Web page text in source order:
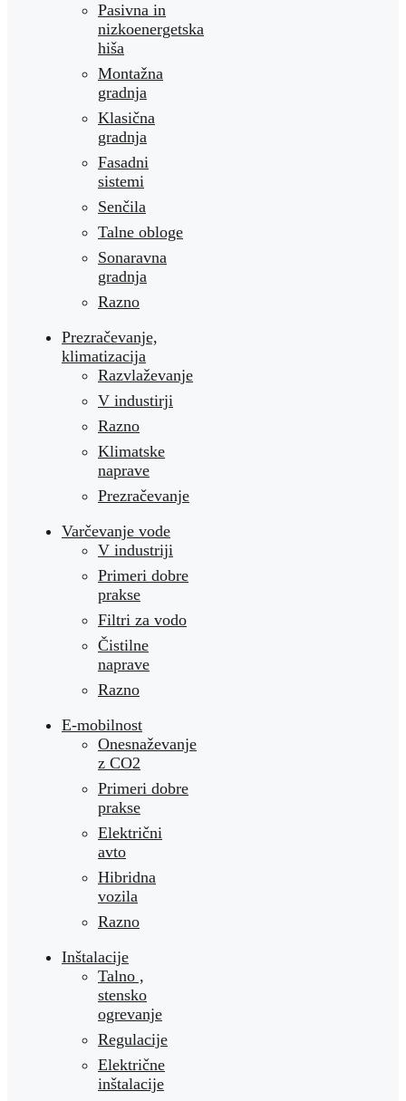
Pasivna in
nizkoenergetska
hiša
Montažna
gradnja
Klasična
gradnja
Fasadni
sistemi
Senčila
Talne obloge
Sonaravna
gradnja
Razno
Prezračevanje,
klimatizacija
Razvlaževanje
V industirji
Razno
Klimatske
naprave
Prezračevanje
Varčevanje vode
V industriji
Primeri dobre
prakse
Filtri za vodo
Čistilne
naprave
Razno
E-mobilnost
Onesnaževanje
z CO2
Primeri dobre
prakse
Električni
avto
Hibridna
vozila
Razno
Inštalacije
Talno ,
stensko
ogrevanje
Regulacije
Električne
inštalacije